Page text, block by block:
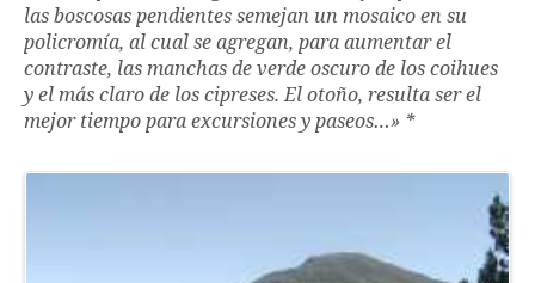
las boscosas pendientes semejan un mosaico en su
policromía, al cual se agregan, para aumentar el
contraste, las manchas de verde oscuro de los coihues
y el más claro de los cipreses. El otoño, resulta ser el
mejor tiempo para excursiones y paseos…» *